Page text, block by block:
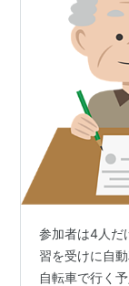
参加者は4人だ
習を受けに自
自転車で行く